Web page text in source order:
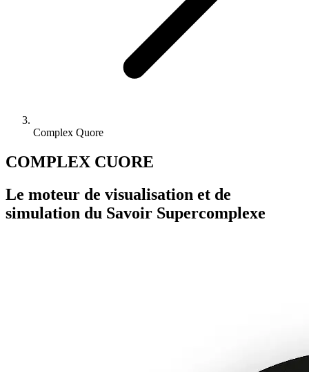
Complex Quore
COMPLEX CUORE
Le moteur de visualisation et de
simulation du Savoir Supercomplexe